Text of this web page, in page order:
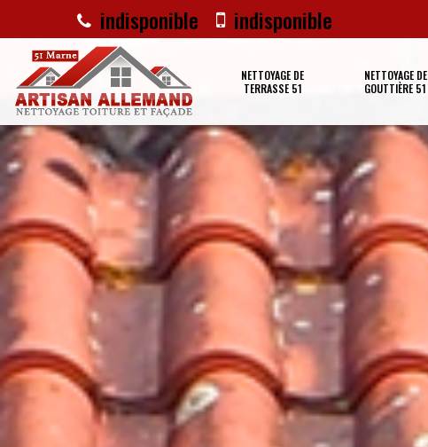
indisponible indisponible
NETTOYAGE DE
TERRASSE 51
NETTOYAGE DE
GOUTTIÈRE 51